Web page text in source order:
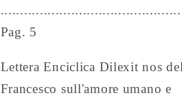
Pag. 5
Lettera Enciclica Dilexit nos
Francesco sull'amore umano e